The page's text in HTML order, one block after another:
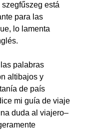
está
para las
lo lamenta
palabras
altibajos y
de país
mi guía de viaje
duda al viajero–